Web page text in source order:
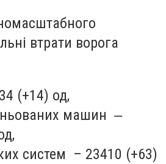
втрати ворога
(+14) од,
машин ‒
систем – 23410 (+63)